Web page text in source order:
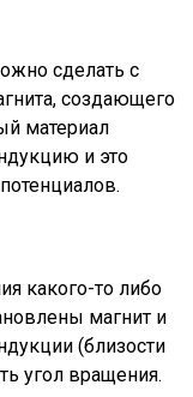
сделать с
создающего
материал
и это
какого-то либо
магнит и
(близости
угол вращения.